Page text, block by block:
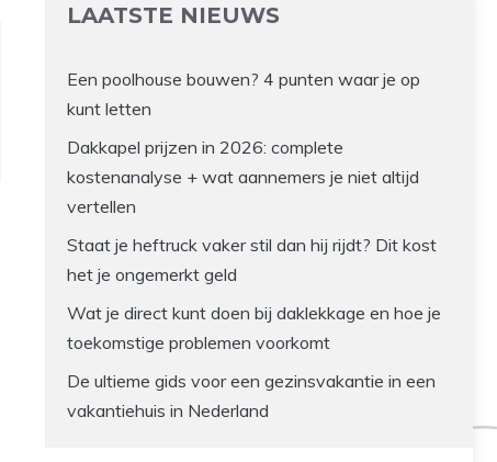
LAATSTE NIEUWS
Een poolhouse bouwen? 4 punten waar je op
kunt letten
Dakkapel prijzen in 2026: complete
kostenanalyse + wat aannemers je niet altijd
vertellen
Staat je heftruck vaker stil dan hij rijdt? Dit kost
het je ongemerkt geld
Wat je direct kunt doen bij daklekkage en hoe je
toekomstige problemen voorkomt
De ultieme gids voor een gezinsvakantie in een
vakantiehuis in Nederland